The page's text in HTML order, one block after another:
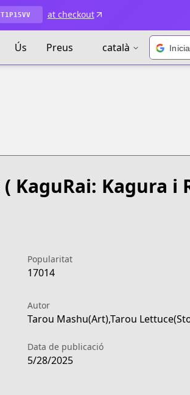
T1P15VV at checkout
Ús Preus català
( KaguRai: Kagura i
Popularitat
17014
Autor
Tarou Mashu(Art),Tarou
Data de publicació
5/28/2025